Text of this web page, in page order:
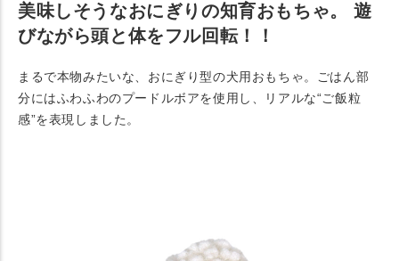
美味しそうなおにぎりの知育おもちゃ。 遊
びながら頭と体をフル回転！！
まるで本物みたいな、おにぎり型の犬用おもちゃ。ごはん部
分にはふわふわのプードルボアを使用し、リアルな“ご飯粒
感”を表現しました。